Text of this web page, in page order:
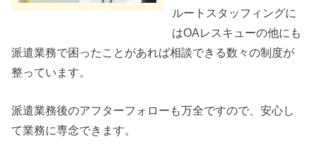
ルートスタッフィングに
はOAレスキューの他にも
派遣業務で困ったことがあれば相談できる数々の制度が
整っています。
派遣業務後のアフターフォローも万全ですので、安心し
て業務に専念できます。